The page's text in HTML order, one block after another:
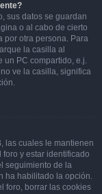
sus datos se guardan
o al cabo de cierto
por otra persona. Para
la casilla al
un PC compartido, e.j.
ve la casilla, significa
las cuales le mantienen
y estar identificado
seguimiento de la
ha habilitado la opción.
foro, borrar las cookies